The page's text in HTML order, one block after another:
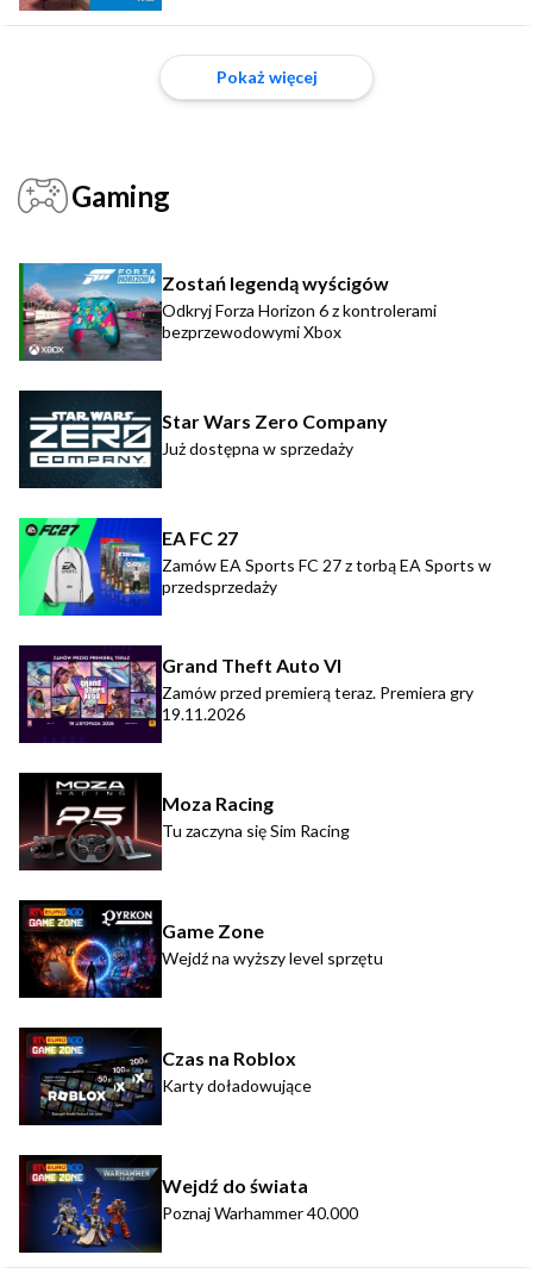
Pokaż więcej
Gaming
Zostań legendą wyścigów
Odkryj Forza Horizon 6 z kontrolerami
bezprzewodowymi Xbox
Star Wars Zero Company
Już dostępna w sprzedaży
EA FC 27
Zamów EA Sports FC 27 z torbą EA Sports w
przedsprzedaży
Grand Theft Auto VI
Zamów przed premierą teraz. Premiera gry
19.11.2026
Moza Racing
Tu zaczyna się Sim Racing
Game Zone
Wejdź na wyższy level sprzętu
Czas na Roblox
Karty doładowujące
Wejdź do świata
Poznaj Warhammer 40.000